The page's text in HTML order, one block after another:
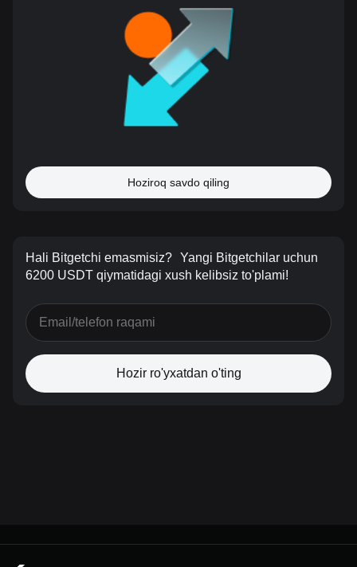
Hoziroq savdo qiling
Hali Bitgetchi emasmisiz? Yangi Bitgetchilar uchun
6200 USDT qiymatidagi xush kelibsiz to'plami!
Hozir ro'yxatdan o'ting